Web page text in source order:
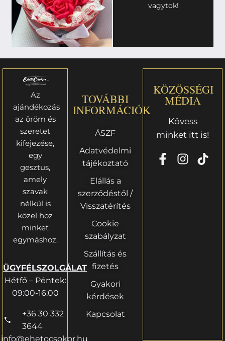
vagytok!
Az
ajándékozás
az öröm és
szeretet
kifejezése,
egy
gesztus,
amely
szavak
nélkül is
közel hoz
minket
egymáshoz.
ÜGYFÉLSZOLGÁLAT
Hétfő – Péntek:
09:00-16:00
+36 30 332
3644
info@ehetocsokor.hu
TOVÁBBI
INFORMÁCIÓK
ÁSZF
Adatvédelmi
tájékoztató
Elállás a
szerződéstől /
Visszatérítés
Cookie
szabályzat
Szállítás és
fizetés
Gyakori
kérdések
Kapcsolat
KÖZÖSSÉGI
MÉDIA
Kövess
minket itt is!